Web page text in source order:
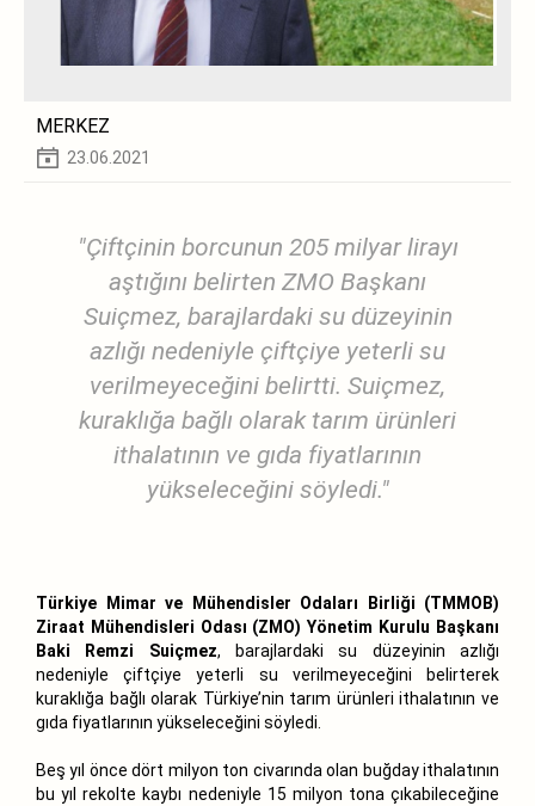
MERKEZ
23.06.2021
"Çiftçinin borcunun 205 milyar lirayı
aştığını belirten ZMO Başkanı
Suiçmez, barajlardaki su düzeyinin
azlığı nedeniyle çiftçiye yeterli su
verilmeyeceğini belirtti. Suiçmez,
kuraklığa bağlı olarak tarım ürünleri
ithalatının ve gıda fiyatlarının
yükseleceğini söyledi."
Türkiye Mimar ve Mühendisler Odaları Birliği (TMMOB)
Ziraat Mühendisleri Odası (ZMO) Yönetim Kurulu Başkanı
Baki Remzi Suiçmez, barajlardaki su düzeyinin azlığı
nedeniyle çiftçiye yeterli su verilmeyeceğini belirterek
kuraklığa bağlı olarak Türkiye’nin tarım ürünleri ithalatının ve
gıda fiyatlarının yükseleceğini söyledi.
Beş yıl önce dört milyon ton civarında olan buğday ithalatının
bu yıl rekolte kaybı nedeniyle 15 milyon tona çıkabileceğine